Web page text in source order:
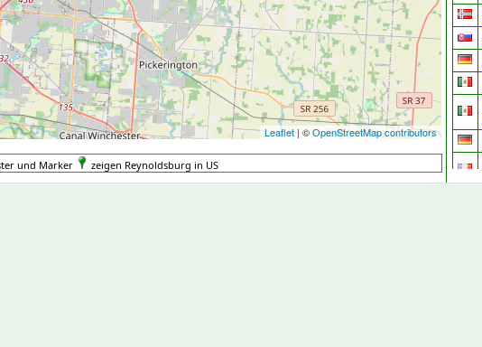
Leaflet | ©OpenStreetMap contributors
und Marker zeigen Reynoldsburg in US